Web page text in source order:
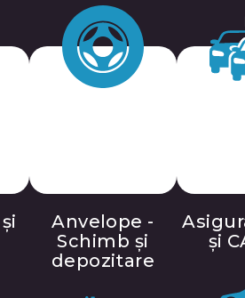
Anvelope -
Schimb și
depozitare
și